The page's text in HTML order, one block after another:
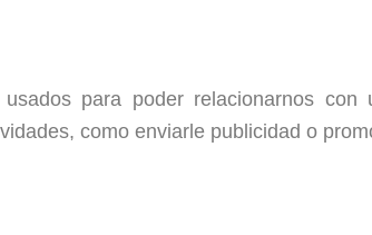
para poder relacionarnos
como enviarle publicidad o